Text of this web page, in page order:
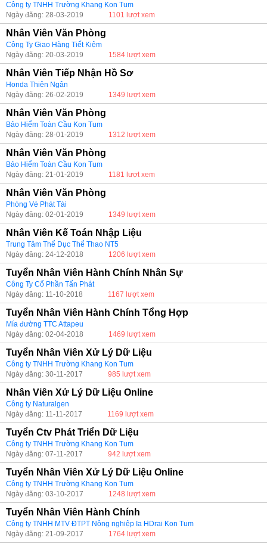
Công ty TNHH Trường Khang Kon Tum
Ngày đăng: 28-03-2019
1101 lượt xem
Nhân Viên Văn Phòng
Công Ty Giao Hàng Tiết Kiệm
Ngày đăng: 20-03-2019
1584 lượt xem
Nhân Viên Tiếp Nhận Hồ Sơ
Honda Thiên Ngân
Ngày đăng: 26-02-2019
1349 lượt xem
Nhân Viên Văn Phòng
Bảo Hiểm Toàn Cầu Kon Tum
Ngày đăng: 28-01-2019
1312 lượt xem
Nhân Viên Văn Phòng
Bảo Hiểm Toàn Cầu Kon Tum
Ngày đăng: 21-01-2019
1181 lượt xem
Nhân Viên Văn Phòng
Phòng Vé Phát Tài
Ngày đăng: 02-01-2019
1349 lượt xem
Nhân Viên Kế Toán Nhập Liệu
Trung Tâm Thể Dục Thể Thao NT5
Ngày đăng: 24-12-2018
1206 lượt xem
Tuyển Nhân Viên Hành Chính Nhân Sự
Công Ty Cổ Phần Tấn Phát
Ngày đăng: 11-10-2018
1167 lượt xem
Tuyển Nhân Viên Hành Chính Tổng Hợp
Mía đường TTC Attapeu
Ngày đăng: 02-04-2018
1469 lượt xem
Tuyển Nhân Viên Xử Lý Dữ Liệu
Công ty TNHH Trường Khang Kon Tum
Ngày đăng: 30-11-2017
985 lượt xem
Nhân Viên Xử Lý Dữ Liệu Online
Công ty Naturalgen
Ngày đăng: 11-11-2017
1169 lượt xem
Tuyển Ctv Phát Triển Dữ Liệu
Công ty TNHH Trường Khang Kon Tum
Ngày đăng: 07-11-2017
942 lượt xem
Tuyển Nhân Viên Xử Lý Dữ Liệu Online
Công ty TNHH Trường Khang Kon Tum
Ngày đăng: 03-10-2017
1248 lượt xem
Tuyển Nhân Viên Hành Chính
Công ty TNHH MTV ĐTPT Nông nghiệp Ia HDrai Kon Tum
Ngày đăng: 21-09-2017
1764 lượt xem